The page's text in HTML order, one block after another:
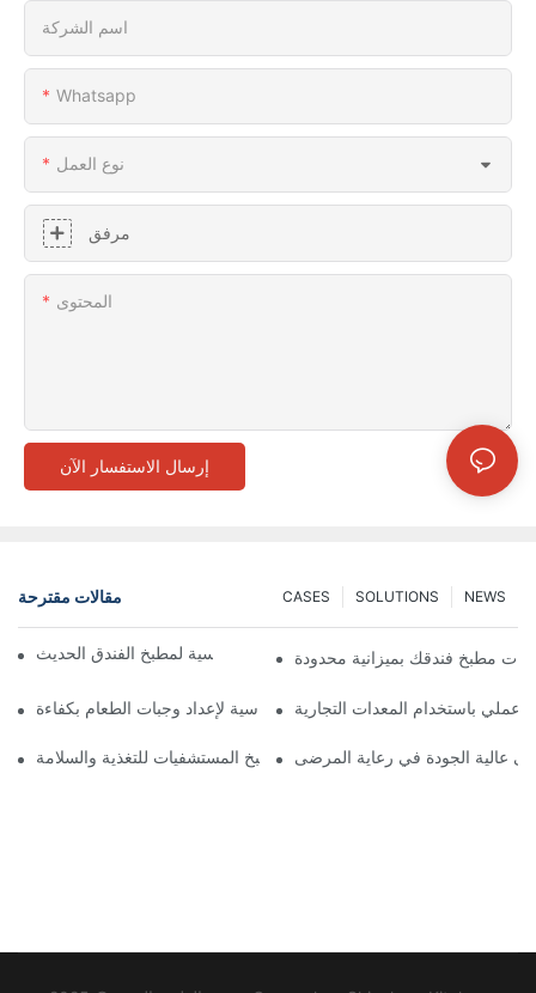
اسم الشركة
Whatsapp
نوع العمل
مرفق
المحتوى
إرسال الاستفسار الآن
مقالات مقترحة NEWS
SOLUTIONS
CASES
معدات الطهي التجارية الأساسية لمطبخ الفندق الحديثمطبخ فندقك بميزانية محدودة
معدات مطبخ المستشفى الأساسية لإعداد وجبات الطعام بكفاءة
باستخدام المعدات التجارية
أفضل معدات مطبخ المستشفيات للتغذية والسلامةعالية الجودة في رعاية المرضى